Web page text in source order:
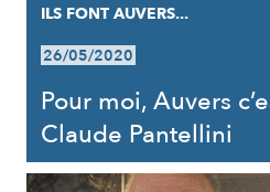
ILS FONT AUVERS...
26/05/2020
Pour moi, Auvers
Claude Pantellini